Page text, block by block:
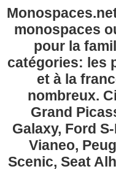
monospaces
pour la
catégories: les
et à la
nombreux.
Grand
Galaxy, Ford
Vianeo,
Scenic, Seat